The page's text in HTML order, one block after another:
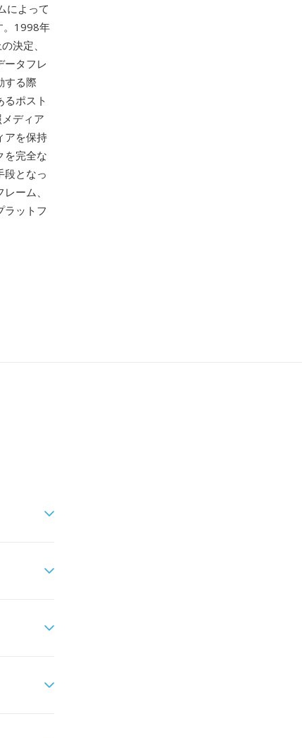
によって
。1998年
決定、
ータフレ
する際
ポスト
ディア
アを保持
を完全な
段となっ
ーム、
ラットフ